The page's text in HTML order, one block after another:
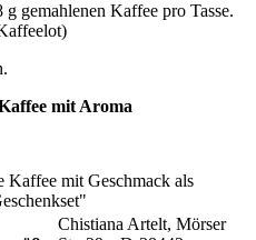
gemahlenen Kaffee pro Tasse.
mit Aroma
Kaffee mit Geschmack als
Chistiana Artelt, Mörser